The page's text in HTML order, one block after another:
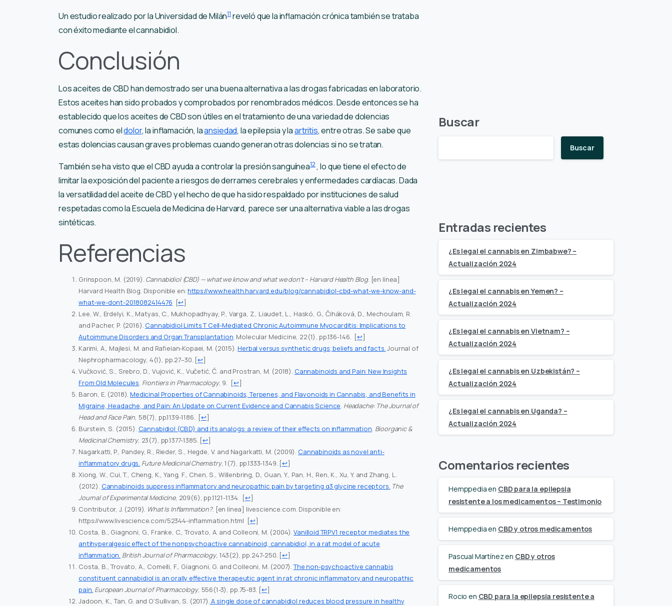
Un estudio realizado por la Universidad de Milán11 reveló que la inflamación crónica también se trataba
con éxito mediante el cannabidiol.
Conclusión
Los aceites de CBD han demostrado ser una buena alternativa a las drogas fabricadas en laboratorio.
Estos aceites han sido probados y comprobados por renombrados médicos. Desde entonces se ha
establecido que los aceites de CBD son útiles en el tratamiento de una variedad de dolencias
comunes como eldolor, la inflamación, laansiedad, la epilepsia y laartritis, entre otras. Se sabe que
estas dolencias causan graves problemas cuando generan otras dolencias si no se tratan.
También se ha visto que el CBD ayuda a controlar la presión sanguínea12, lo que tiene el efecto de
limitar la exposición del paciente a riesgos de derrames cerebrales y enfermedades cardíacas. Dada
la versatilidad del aceite de CBD y el hecho de que ha sido respaldado por instituciones de salud
respetadas como la Escuela de Medicina de Harvard, parece ser una alternativa viable a las drogas
sintéticas.
Referencias
Grinspoon, M. (2019). Cannabidiol (CBD) — what we know and what we don’t – Harvard Health Blog. [en línea]
Harvard Health Blog. Disponible en: https://www.health.harvard.edu/blog/cannabidiol-cbd-what-we-know-and-
what-we-dont-2018082414476 [↩]
Lee, W., Erdelyi, K., Matyas, C., Mukhopadhyay, P., Varga, Z., Liaudet, L., Haskó, G., Čiháková, D., Mechoulam, R.
and Pacher, P. (2016). Cannabidiol Limits T Cell-Mediated Chronic Autoimmune Myocarditis: Implications to
Autoimmune Disorders and Organ Transplantation. Molecular Medicine, 22(1), pp.136-146. [↩]
Karimi, A., Majlesi, M. and Rafieian-Kopaei, M. (2015). Herbal versus synthetic drugs; beliefs and facts.Journal of
Nephropharmacology, 4(1), pp.27–30. [↩]
Vučković, S., Srebro, D., Vujović, K., Vučetić, Č. and Prostran, M. (2018). Cannabinoids and Pain: New Insights
From Old Molecules. Frontiers in Pharmacology, 9. [↩]
Baron, E. (2018). Medicinal Properties of Cannabinoids, Terpenes, and Flavonoids in Cannabis, and Benefits in
Migraine, Headache, and Pain: An Update on Current Evidence and Cannabis Science. Headache: The Journal of
Head and Face Pain, 58(7), pp.1139-1186. [↩]
Burstein, S. (2015). Cannabidiol (CBD) and its analogs: a review of their effects on inflammation. Bioorganic &
Medicinal Chemistry, 23(7), pp.1377-1385. [↩]
Nagarkatti, P., Pandey, R., Rieder, S., Hegde, V. and Nagarkatti, M. (2009). Cannabinoids as novel anti-
inflammatory drugs. Future Medicinal Chemistry, 1(7), pp.1333-1349. [↩]
Xiong, W., Cui, T., Cheng, K., Yang, F., Chen, S., Willenbring, D., Guan, Y., Pan, H., Ren, K., Xu, Y. and Zhang, L.
(2012). Cannabinoids suppress inflammatory and neuropathic pain by targeting α3 glycine receptors. The
Journal of Experimental Medicine, 209(6), pp.1121-1134. [↩]
Contributor, J. (2019). What Is Inflammation?. [en línea] livescience.com. Disponible en:
https://www.livescience.com/52344-inflammation.html [↩]
Costa, B., Giagnoni, G., Franke, C., Trovato, A. and Colleoni, M. (2004).Vanilloid TRPV1 receptor mediates the
antihyperalgesic effect of the nonpsychoactive cannabinoid, cannabidiol, in a rat model of acute
inflammation. British Journal of Pharmacology, 143(2), pp.247-250. [↩]
Costa, B., Trovato, A., Comelli, F., Giagnoni, G. and Colleoni, M. (2007).The non-psychoactive cannabis
constituent cannabidiol is an orally effective therapeutic agent in rat chronic inflammatory and neuropathic
pain. European Journal of Pharmacology, 556(1-3), pp.75-83. [↩]
Jadoon, K., Tan, G. and O’Sullivan, S. (2017).A single dose of cannabidiol reduces blood pressure in healthy
Buscar
Buscar
Entradas recientes
¿Es legal el cannabis en Zimbabwe? –
Actualización 2024
¿Es legal el cannabis en Yemen? –
Actualización 2024
¿Es legal el cannabis en Vietnam? –
Actualización 2024
¿Es legal el cannabis en Uzbekistán? –
Actualización 2024
¿Es legal el cannabis en Uganda? –
Actualización 2024
Comentarios recientes
Hemppediaen CBD para la epilepsia
resistente a los medicamentos – Testimonio
Hemppediaen CBD y otros medicamentos
Pascual Martínezen CBD y otros
medicamentos
Rocio en CBD para la epilepsia resistente a